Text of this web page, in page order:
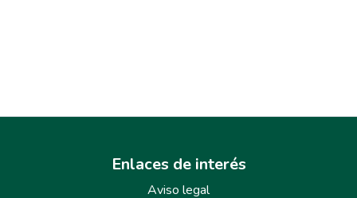
Enlaces de interés
Aviso legal